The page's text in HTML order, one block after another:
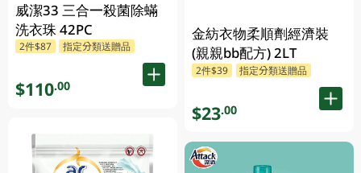
威潔33 三合一殺菌除蟎
洗衣珠 42PC
2件$87 指定分類送贈品
$110.00
金紡衣物柔順劑經濟裝
(親親bb配方) 2LT
2件$39 指定分類送贈品
$23.00